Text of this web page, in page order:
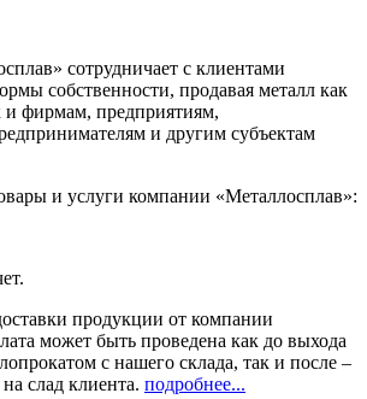
сотрудничает с клиентами
собственности, продавая металл как
и фирмам, предприятиям,
и другим субъектам
и услуги компании «Металлосплав»:
продукции от компании
может быть проведена как до выхода
с нашего склада, так и после –
слад клиента. подробнее...